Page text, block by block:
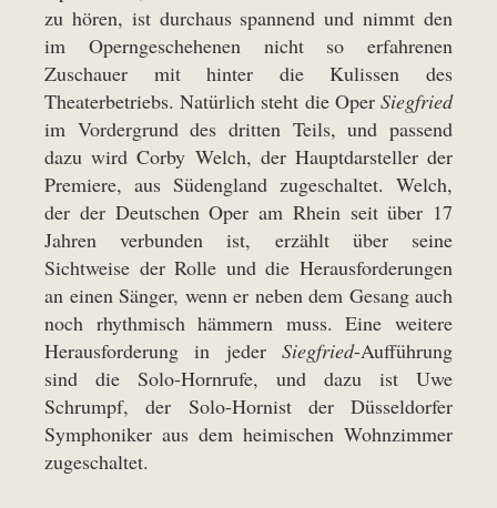
zu hören, ist durchaus spannend und nimmt den
im Operngeschehenen nicht so erfahrenen
Zuschauer mit hinter die Kulissen des
Theaterbetriebs. Natürlich steht die Oper Siegfried
im Vordergrund des dritten Teils, und passend
dazu wird Corby Welch, der Hauptdarsteller der
Premiere, aus Südengland zugeschaltet. Welch,
der der Deutschen Oper am Rhein seit über 17
Jahren verbunden ist, erzählt über seine
Sichtweise der Rolle und die Herausforderungen
an einen Sänger, wenn er neben dem Gesang auch
noch rhythmisch hämmern muss. Eine weitere
Herausforderung in jeder Siegfried-Aufführung
sind die Solo-Hornrufe, und dazu ist Uwe
Schrumpf, der Solo-Hornist der Düsseldorfer
Symphoniker aus dem heimischen Wohnzimmer
zugeschaltet.